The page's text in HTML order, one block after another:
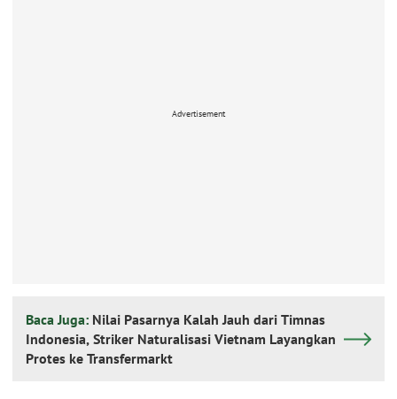
Advertisement
Baca Juga: Nilai Pasarnya Kalah Jauh dari Timnas
Indonesia, Striker Naturalisasi Vietnam Layangkan
Protes ke Transfermarkt